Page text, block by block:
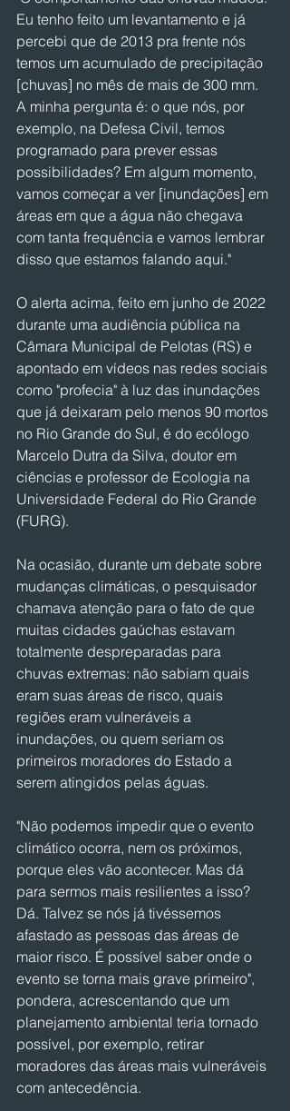
Eu tenho feito um levantamento e já
percebi que de 2013 pra frente nós
temos um acumulado de precipitação
[chuvas] no mês de mais de 300 mm.
A minha pergunta é: o que nós, por
exemplo, na Defesa Civil, temos
programado para prever essas
possibilidades? Em algum momento,
vamos começar a ver [inundações] em
áreas em que a água não chegava
com tanta frequência e vamos lembrar
disso que estamos falando aqui."
O alerta acima, feito em junho de 2022
durante uma audiência pública na
Câmara Municipal de Pelotas (RS) e
apontado em vídeos nas redes sociais
como "profecia" à luz das inundações
que já deixaram pelo menos 90 mortos
no Rio Grande do Sul, é do ecólogo
Marcelo Dutra da Silva, doutor em
ciências e professor de Ecologia na
Universidade Federal do Rio Grande
(FURG).
Na ocasião, durante um debate sobre
mudanças climáticas, o pesquisador
chamava atenção para o fato de que
muitas cidades gaúchas estavam
totalmente despreparadas para
chuvas extremas: não sabiam quais
eram suas áreas de risco, quais
regiões eram vulneráveis a
inundações, ou quem seriam os
primeiros moradores do Estado a
serem atingidos pelas águas.
"Não podemos impedir que o evento
climático ocorra, nem os próximos,
porque eles vão acontecer. Mas dá
para sermos mais resilientes a isso?
Dá. Talvez se nós já tivéssemos
afastado as pessoas das áreas de
maior risco. É possível saber onde o
evento se torna mais grave primeiro",
pondera, acrescentando que um
planejamento ambiental teria tornado
possível, por exemplo, retirar
moradores das áreas mais vulneráveis
com antecedência.